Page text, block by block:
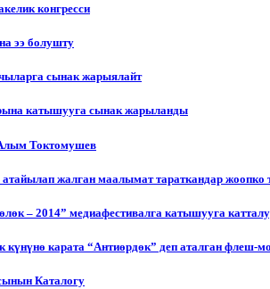
конгресси
ээ болушту
сынак жарыялайт
катышууга сынак жарыланды
Токтомушев
жалган маалымат тараткандар жоопко
– 2014” медиафестивалга катышууга
күнүнө карата “Антиөрдөк” деп аталган флеш-
Каталогу